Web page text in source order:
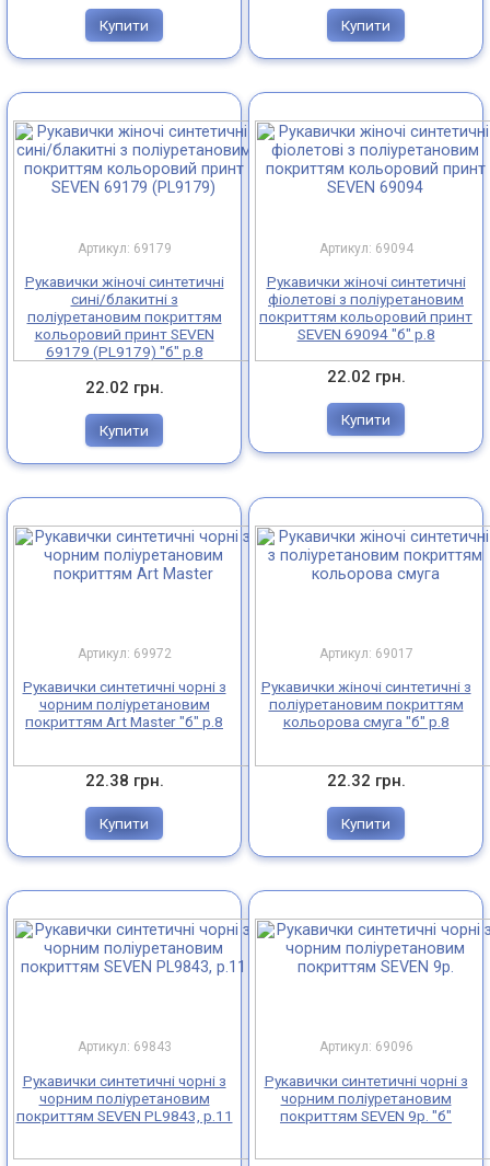
Купити Купити
Артикул: 69179
Рукавички жіночі синтетичні
сині/блакитні з
поліуретановим покриттям
кольоровий принт SEVEN
69179 (PL9179) "б" р.8
22.02 грн.
Купити
Артикул: 69094
Рукавички жіночі синтетичні
фіолетові з поліуретановим
покриттям кольоровий принт
SEVEN 69094 "б" р.8
22.02 грн.
Купити
Артикул: 69972
Рукавички синтетичні чорні з
чорним поліуретановим
покриттям Art Master "б" р.8
22.38 грн.
Купити
Артикул: 69017
Рукавички жіночі синтетичні з
поліуретановим покриттям
кольорова смуга "б" р.8
22.32 грн.
Купити
Артикул: 69843
Рукавички синтетичні чорні з
чорним поліуретановим
покриттям SEVEN PL9843, р.11
Артикул: 69096
Рукавички синтетичні чорні з
чорним поліуретановим
покриттям SEVEN 9р. "б"